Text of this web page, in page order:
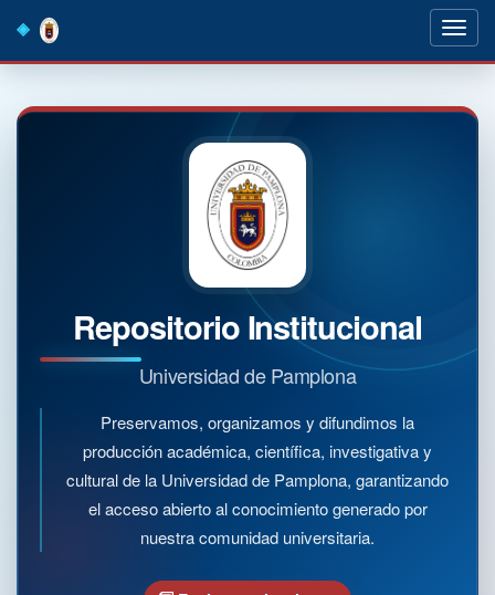
navigation
Repositorio Institucional
Universidad de Pamplona
Preservamos, organizamos y difundimos la
producción académica, científica, investigativa y
cultural de la Universidad de Pamplona, garantizando
el acceso abierto al conocimiento generado por
nuestra comunidad universitaria.